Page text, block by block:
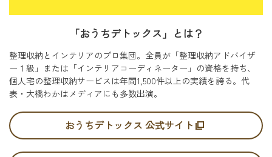
「おうちデトックス」とは？
整理収納とインテリアのプロ集団。全員が「整理収納アドバイザ
ー１級」または「インテリアコーディネーター」の資格を持ち、
個人宅の整理収納サービスは年間1,500件以上の実績を誇る。代
表・大橋わかはメディアにも多数出演。
おうちデトックス 公式サイト